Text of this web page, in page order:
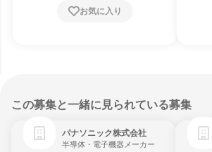
お気に入り
この募集と一緒に見られている募集
パナソニック株式会社
半導体・電子機器メーカー